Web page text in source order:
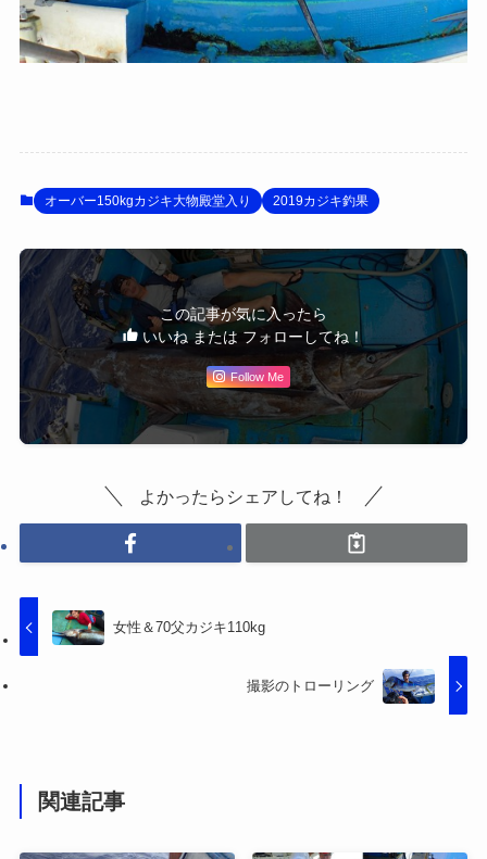
オーバー150kgカジキ大物殿堂入り 2019カジキ釣果
この記事が気に入ったら
いいね または フォローしてね！
Follow Me
よかったらシェアしてね！
女性＆70父カジキ110kg
撮影のトローリング
関連記事